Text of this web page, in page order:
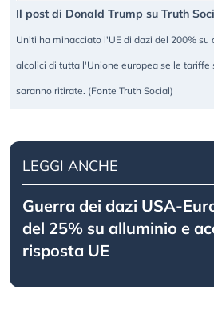
Il post di Donald Trump su Truth
Uniti ha minacciato l'UE di dazi del 200% su
alcolici di tutta l'Unione europea se le tariffe
saranno ritirate. (Fonte Truth Social)
LEGGI ANCHE
Guerra dei dazi USA-
del 25% su alluminio e
risposta UE